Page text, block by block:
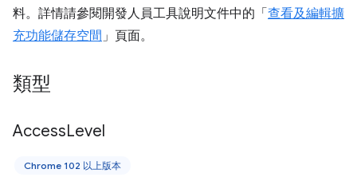
料。詳情請參閱開發人員工具說明文件中的「 查看及編輯擴
充功能儲存空間 」頁面。
類型
AccessLevel
Chrome 102 以上版本